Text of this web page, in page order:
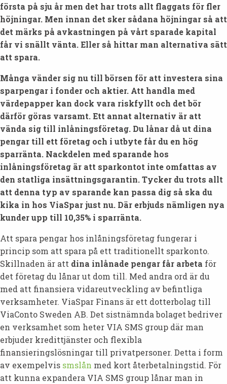
första på sju år men det har trots allt flaggats för fler
höjningar. Men innan det sker sådana höjningar så att
det märks på avkastningen på vårt sparade kapital
får vi snällt vänta. Eller så hittar man alternativa sätt
att spara.
Många vänder sig nu till börsen för att investera sina
sparpengar i fonder och aktier. Att handla med
värdepapper kan dock vara riskfyllt och det bör
därför göras varsamt. Ett annat alternativ är att
vända sig till inlåningsföretag. Du lånar då ut dina
pengar till ett företag och i utbyte får du en hög
sparränta. Nackdelen med sparande hos
inlåningsföretag är att sparkontot inte omfattas av
den statliga insättningsgarantin. Tycker du trots allt
att denna typ av sparande kan passa dig så ska du
kika in hos ViaSpar just nu. Där erbjuds nämligen nya
kunder upp till 10,35% i sparränta.
Att spara pengar hos inlåningsföretag fungerar i
princip som att spara på ett traditionellt sparkonto.
Skillnaden är att dina inlånade pengar får arbeta för
det företag du lånar ut dom till. Med andra ord är du
med att finansiera vidareutveckling av befintliga
verksamheter. ViaSpar Finans är ett dotterbolag till
ViaConto Sweden AB. Det sistnämnda bolaget bedriver
en verksamhet som heter VIA SMS group där man
erbjuder kredittjänster och flexibla
finansieringslösningar till privatpersoner. Detta i form
av exempelvis smslån med kort återbetalningstid. För
att kunna expandera VIA SMS group lånar man in